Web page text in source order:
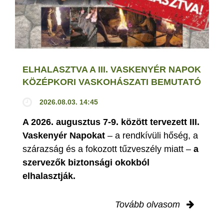
ELHALASZTVA A III. VASKENYÉR NAPOK
KÖZÉPKORI VASKOHÁSZATI BEMUTATÓ
2026.08.03. 14:45
A 2026. augusztus 7-9. között tervezett III.
Vaskenyér Napokat – a rendkívüli hőség, a
szárazság és a fokozott tűzveszély miatt – a
szervezők biztonsági okokból
elhalasztják.
Tovább olvasom